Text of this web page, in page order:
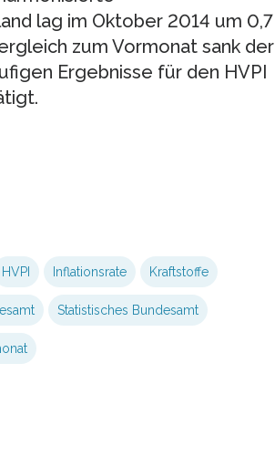
lag im Oktober 2014 um 0,7
zum Vormonat sank der
Ergebnisse für den HVPI
HVPI Inflationsrate Kraftstoffe
Statistisches Bundesamt